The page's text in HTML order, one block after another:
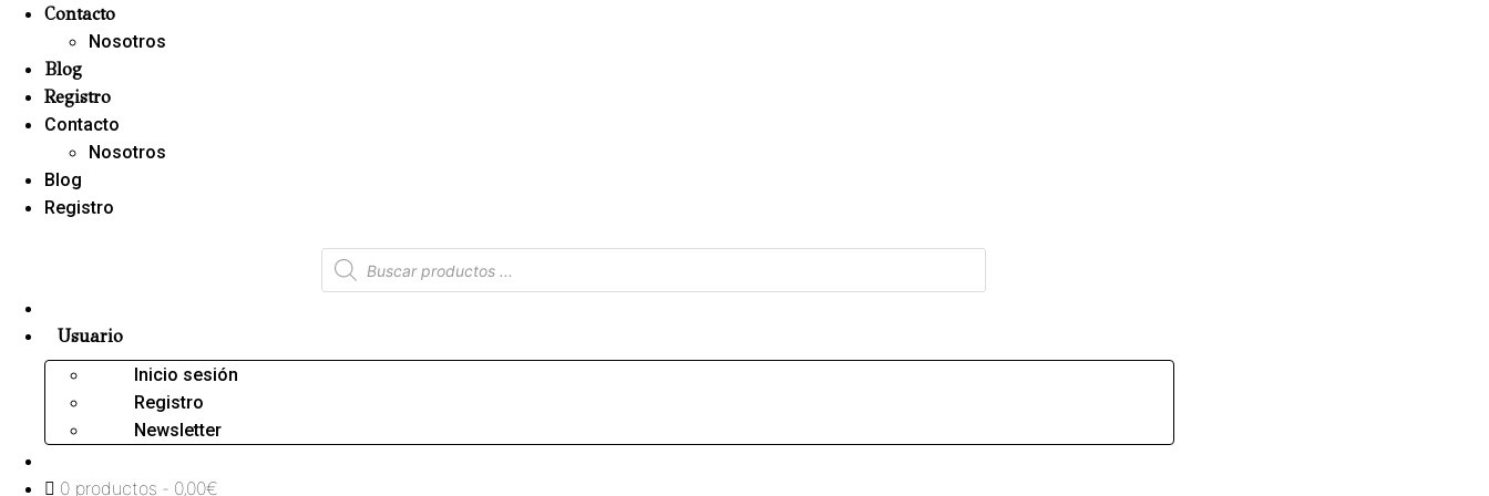
Contacto
Nosotros
Blog
Registro
Contacto
Nosotros
Blog
Registro
Usuario
Inicio sesión
Registro
Newsletter
0 productos 0,00€